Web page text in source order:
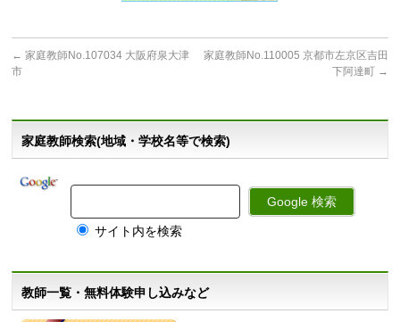
← 家庭教師No.107034 大阪府泉大津
市
家庭教師No.110005 京都市左京区吉田
下阿達町 →
家庭教師検索(地域・学校名等で検索)
サイト内を検索
教師一覧・無料体験申し込みなど